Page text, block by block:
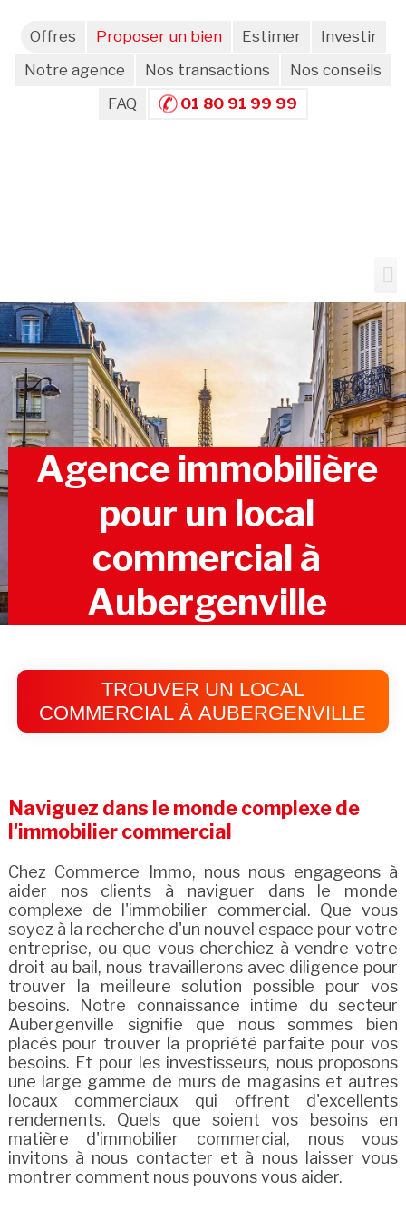
Offres Proposer un bien Estimer
Investir
Notre agence
Nos transactions
Nos conseils
FAQ
01 80 91 99 99
Agence immobilière
pour un local
commercial à
Aubergenville
TROUVER UN LOCAL
COMMERCIAL À AUBERGENVILLE
Naviguez dans le monde complexe de
l'immobilier commercial
Chez Commerce Immo, nous nous engageons à
aider nos clients à naviguer dans le monde
complexe de l'immobilier commercial. Que vous
soyez à la recherche d'un nouvel espace pour votre
entreprise, ou que vous cherchiez à vendre votre
droit au bail, nous travaillerons avec diligence pour
trouver la meilleure solution possible pour vos
besoins. Notre connaissance intime du secteur
Aubergenville signifie que nous sommes bien
placés pour trouver la propriété parfaite pour vos
besoins. Et pour les investisseurs, nous proposons
une large gamme de murs de magasins et autres
locaux commerciaux qui offrent d'excellents
rendements. Quels que soient vos besoins en
matière d'immobilier commercial, nous vous
invitons à nous contacter et à nous laisser vous
montrer comment nous pouvons vous aider.